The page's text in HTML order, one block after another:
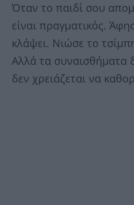
Όταν το παιδί σου
είναι πραγματικός.
κλάψει. Νιώσε το
Αλλά τα συναισθήματα
δεν χρειάζεται να